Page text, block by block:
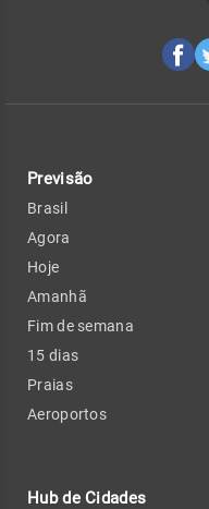
Previsão
Brasil
Agora
Hoje
Amanhã
Fim de semana
15 dias
Praias
Aeroportos
Hub de Cidades